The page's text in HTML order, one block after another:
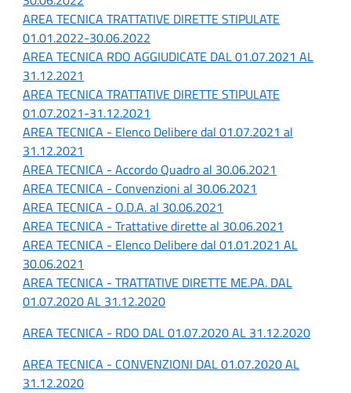
AREA TECNICA TRATTATIVE DIRETTE STIPULATE
01.01.2022-30.06.2022
AREA TECNICA RDO AGGIUDICATE DAL 01.07.2021 AL
31.12.2021
AREA TECNICA TRATTATIVE DIRETTE STIPULATE
01.07.2021-31.12.2021
AREA TECNICA - Elenco Delibere dal 01.07.2021 al
31.12.2021
AREA TECNICA - Accordo Quadro al 30.06.2021
AREA TECNICA - Convenzioni al 30.06.2021
AREA TECNICA - O.D.A. al 30.06.2021
AREA TECNICA - Trattative dirette al 30.06.2021
AREA TECNICA - Elenco Delibere dal 01.01.2021 AL
30.06.2021
AREA TECNICA - TRATTATIVE DIRETTE ME.PA. DAL
01.07.2020 AL 31.12.2020
AREA TECNICA - RDO DAL 01.07.2020 AL 31.12.2020
AREA TECNICA - CONVENZIONI DAL 01.07.2020 AL
31.12.2020